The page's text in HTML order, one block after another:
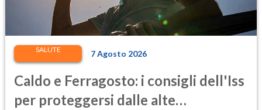
SALUTE 7 Agosto 2026
Caldo e Ferragosto: i consigli dell'Iss
per proteggersi dalle alte